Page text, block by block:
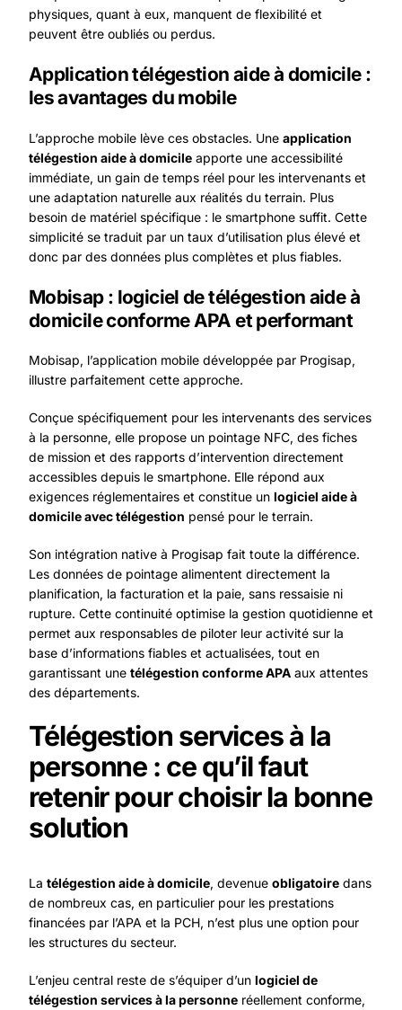
physiques, quant à eux, manquent de flexibilité et
peuvent être oubliés ou perdus.
Application télégestion aide à domicile :
les avantages du mobile
L’approche mobile lève ces obstacles. Une application
télégestion aide à domicileapporte une accessibilité
immédiate, un gain de temps réel pour les intervenants et
une adaptation naturelle aux réalités du terrain. Plus
besoin de matériel spécifique : le smartphone suffit. Cette
simplicité se traduit par un taux d’utilisation plus élevé et
donc par des données plus complètes et plus fiables.
Mobisap : logiciel de télégestion aide à
domicile conforme APA et performant
Mobisap, l’application mobile développée par Progisap,
illustre parfaitement cette approche.
Conçue spécifiquement pour les intervenants des services
à la personne, elle propose un pointage NFC, des fiches
de mission et des rapports d’intervention directement
accessibles depuis le smartphone. Elle répond aux
exigences réglementaires et constitue un logiciel aide à
domicile avec télégestion pensé pour le terrain.
Son intégration native à Progisap fait toute la différence.
Les données de pointage alimentent directement la
planification, la facturation et la paie, sans ressaisie ni
rupture. Cette continuité optimise la gestion quotidienne et
permet aux responsables de piloter leur activité sur la
base d’informations fiables et actualisées, tout en
garantissant une télégestion conforme APAaux attentes
des départements.
Télégestion services à la
personne : ce qu’il faut
retenir pour choisir la bonne
solution
La télégestion aide à domicile, devenue obligatoiredans
de nombreux cas, en particulier pour les prestations
financées par l’APA et la PCH, n’est plus une option pour
les structures du secteur.
L’enjeu central reste de s’équiper d’un logiciel de
télégestion services à la personneréellement conforme,